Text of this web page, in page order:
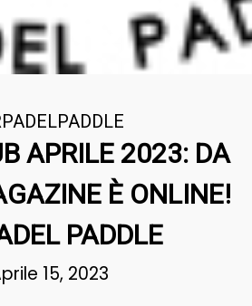
APRILE 2023: DA
È ONLINE!
PADDLE
15, 2023